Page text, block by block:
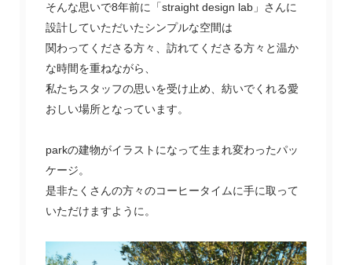
そんな思いで8年前に「straight design lab」さんに
設計していただいたシンプルな空間は
関わってくださる方々、訪れてくださる方々と温か
な時間を重ねながら、
私たちスタッフの思いを受け止め、紡いでくれる愛
おしい場所となっています。
parkの建物がイラストになって生まれ変わったパッ
ケージ。
是非たくさんの方々のコーヒータイムに手に取って
いただけますように。